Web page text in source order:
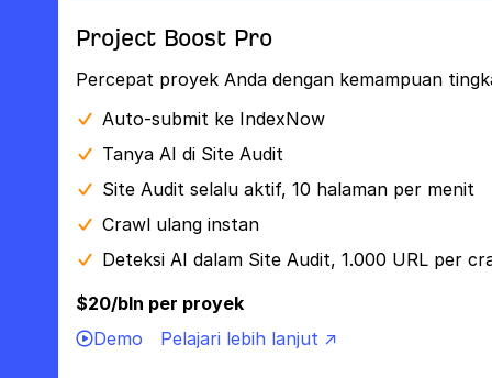
Project Boost Pro
Percepat proyek Anda dengan kemampuan
Auto-submit ke IndexNow
Tanya AI di Site Audit
Site Audit selalu aktif, 10 halaman per menit
Crawl ulang instan
Deteksi AI dalam Site Audit, 1.000 URL per
$20/bln per proyek
Demo
Pelajari lebih lanjut ↗